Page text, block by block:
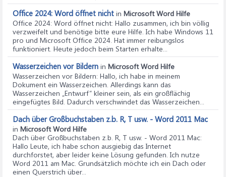
Office 2024: Word öffnet nicht in Microsoft Word Hilfe
Office 2024: Word öffnet nicht: Hallo zusammen, ich bin völlig
verzweifelt und benötige bitte eure Hilfe. Ich habe Windows 11
pro und Microsoft Office 2024. Hat immer reibungslos
funktioniert. Heute jedoch beim Starten erhalte...
Wasserzeichen vor Bildern in Microsoft Word Hilfe
Wasserzeichen vor Bildern: Hallo, ich habe in meinem
Dokument ein Wasserzeichen. Allerdings kann das
Wasserzeichen „Entwurf“ kleiner sein, als ein großflächig
eingefügtes Bild. Dadurch verschwindet das Wasserzeichen...
Dach über Großbuchstaben z.b. R, T usw. - Word 2011 Mac
in Microsoft Word Hilfe
Dach über Großbuchstaben z.b. R, T usw. - Word 2011 Mac:
Hallo Leute, ich habe schon ausgiebig das Internet
durchforstet, aber leider keine Lösung gefunden. Ich nutze
Word 2011 am Mac. Grundsätzlich möchte ich ein Dach oder
einen Querstrich über...